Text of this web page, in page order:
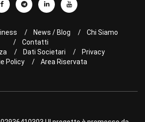
News / Blog
Chi Siamo
Contatti
Dati Societari
Privacy
Policy
Area Riservata